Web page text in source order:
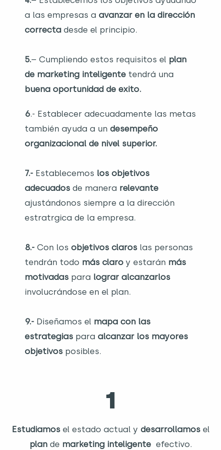
a las empresas a avanzar en la dirección
correcta desde el principio.
5.– Cumpliendo estos requisitos el plan
de marketing inteligente tendrá una
buena oportunidad de exito.
6.- Establecer adecuadamente las metas
también ayuda a un desempeño
organizacional de nivel superior.
7.- Establecemos los objetivos
adecuados de manera relevante
ajustándonos siempre a la dirección
estratrgica de la empresa.
8.- Con los objetivos claros las personas
tendrán todo más claro y estarán más
motivadas para lograr alcanzarlos
involucrándose en el plan.
9.- Diseñamos el mapa con las
estrategias para alcanzar los mayores
objetivos posibles.
1
Estudiamosel estado actual y desarrollamosel
plande marketing inteligenteefectivo.